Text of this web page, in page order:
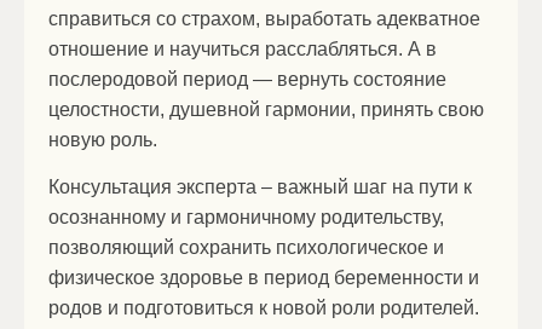
справиться со страхом, выработать адекватное
отношение и научиться расслабляться. А в
послеродовой период — вернуть состояние
целостности, душевной гармонии, принять свою
новую роль.
Консультация эксперта – важный шаг на пути к
осознанному и гармоничному родительству,
позволяющий сохранить психологическое и
физическое здоровье в период беременности и
родов и подготовиться к новой роли родителей.